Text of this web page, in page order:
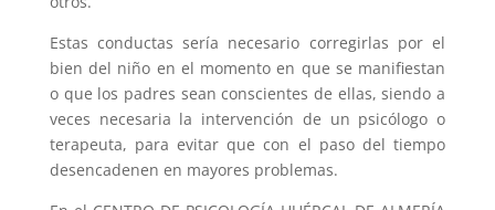
Estas conductas sería necesario corregirlas por el
bien del niño en el momento en que se manifiestan
o que los padres sean conscientes de ellas, siendo a
veces necesaria la intervención de un psicólogo o
terapeuta, para evitar que con el paso del tiempo
desencadenen en mayores problemas.